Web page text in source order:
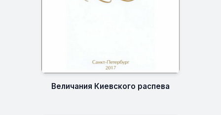
Величания Киевского распева